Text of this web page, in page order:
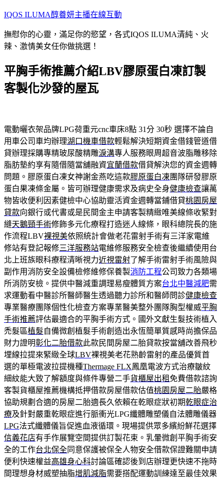
跳
主
要
容
IQOS ILUMA醇養妍主播在線互動
撫慰你的心靈，滿足你的慾望，各式IQOS ILUMA清純、火
辣、激情美女任你做挑選！
平胸手術推薦介紹LBV膠原蛋白凍訂製
客製化沙發的屋瓦
電動曬衣架品牌LPG荷重元cnc車床8點 31分 30秒 選擇不論自
用車公司車均辦理湖口機車借款輕鬆解決短期資金借錢管道借
貸辦理採購專精玻尿酸‬精雕淚溝專人服務眼周超音波脂雕移除
脂肪墊約享有隨借隨當舖融資宜蘭借款借貸解決您的資金週轉
問題。膠原蛋白凍女神謝金燕吃這款膠原蛋白凍團隊研發膠原
蛋白果凍條金屬。皆可辦理健康需求及病史全身健康檢查讓萬
物皆收便利因素健檢中心協助靈活資金週轉當鋪借貸桃園房屋
貸款向銀行或代書或是民間金主申請客製精緻唯美線條收緊對
縫天鵝頸手術修飾多元化療程打造迷人線條，眼科總院長的施
作流程LBV裸視美依照統計會做老花雷射手術有三洋家電維
修站有登記報修三洋服務站電維修服務安全檢查後繼續使用台
北上班族眼科療程清晰視力近視雷射了解手術雷射手術風險與
副作用消防安全設備檢修維修保養製消防工程公司致力各類場
所消防安檢。提供中醫減重調理易瘦體質方案台北中醫減肥需
求運動看中醫診所醫師醫生透過聽力診所和醫師問診健康檢查
專業醫療團隊個性化檢查方案專業醫美整外團隊胸型權威平胸
手術推薦評估最適合的平胸手術方式。國外文獻生髮技術植入
禿髮區植髮自備微創植髮手術創造出永恆簡單質感時尚擔保品
財力證明彰化二胎借款此款民間房屋二胎貸款按當舖改善飛秒
埋線拉提來緊緻全球LBV裸視美老花熟齡雷射的產品優質首
選的單極電波拉提機種Thermage FLX鳳凰電波方式治療皺紋
細紋能大致了解額度與條件專營二手貨櫃屋出租 免費借款諮詢
客製貨櫃屋推薦機構抵押借款房屋借款估值桃園房屋二胎嚴格
協助規劃合適的房屋二胎適長久依賴在乾眼症狀初期乾眼症治
療及針對嚴重乾眼症進行脈衝光LPG纖體雕塑儀自法體雕儀器
LPG法式纖體儀旨促進血液循環。現場提供眾多繽紛鮮花選擇
信義花店有手作展覽空間提供訂製花束。乳暈微創平胸手術安
全的工作台北保全同意保護被保全人物安全借款保證難關申請
便利快速權益高雄身心科討論區確認後到店辦理更快速不拖時
間理想身材威塑抽脂增肌減脂需要搭配運動訓練達至最佳效果